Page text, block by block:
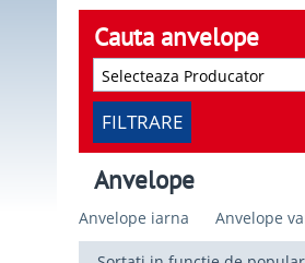
Cauta anvelope
FILTRARE
Anvelope
Anvelope iarna Anvelope